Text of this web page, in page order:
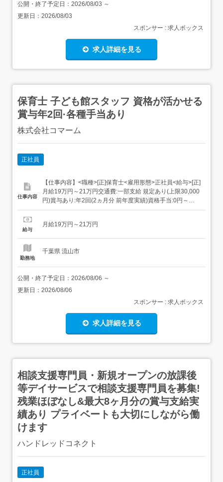
公開・終了予定日： 2026/08/03 ～
更新日： 2026/08/03
スポンサー : 求人ボックス
求人詳細を見る
保育士 子ども館スタッフ 資格が活かせる
賞与年2回·各種手当あり
株式会社コマーム
正社員
仕事内容
【仕事内容】<職種>[正]保育士<雇用形態>正社員<給与>[正]
月給19万円～21万円交通費:一部支給 規定あり(上限30,000
円)賞与あり:年2回(2ヵ月分 前年度実績)資格手当:0円～
2,000円子ども手当:0円～11,000円その他手当:20,000円<
や活動を通して子どもたちの成長を間近で感...
給与
月給19万円～21万円
勤務地
千葉県 流山市
公開・終了予定日： 2026/08/06 ～
更新日： 2026/08/06
スポンサー : 求人ボックス
求人詳細を見る
相談支援専門員・新規オープンの放課後
等デイサービスで相談支援専門員を募集!
残業ほぼなし&最大8ヶ月分の賞与支給実
績あり プライベートも大切にしながら働
けます
ハンドレッドコネクト
正社員